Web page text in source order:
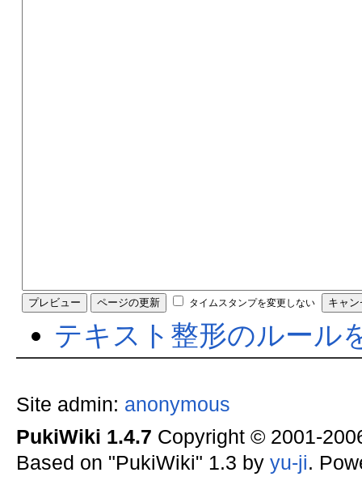
タイムスタンプを変更しない
テキスト整形のルール
Site admin: anonymous
PukiWiki 1.4.7 Copyright © 2001-
Based on "PukiWiki" 1.3 by yu-ji.